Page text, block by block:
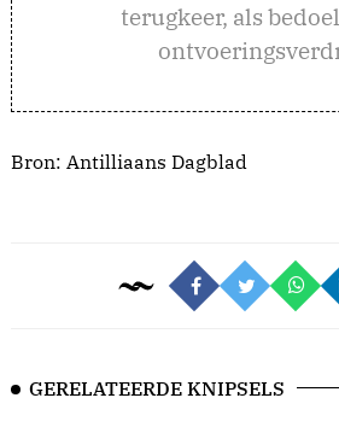
terugkeer, als
Bron: Antilliaans Dagblad
GERELATEERDE KNIPSELS